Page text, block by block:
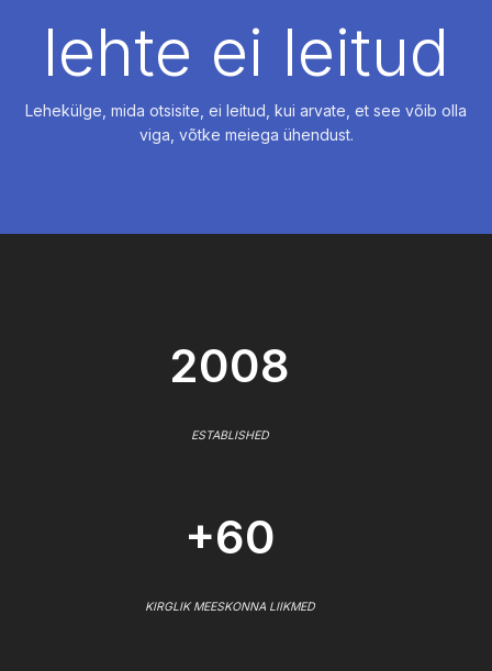
lehte ei leitud
Lehekülge, mida otsisite, ei leitud, kui arvate, et see võib olla
viga, võtke meiega ühendust.
2008
ESTABLISHED
+60
KIRGLIK MEESKONNA LIIKMED